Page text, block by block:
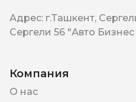
Адрес: г.Ташкент,
Сергели 56 "Авто
Компания
О нас